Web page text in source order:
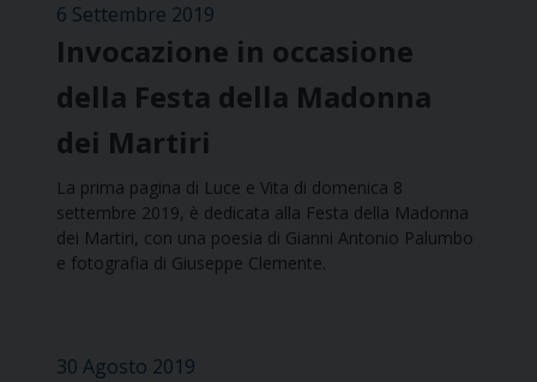
6 Settembre 2019
Invocazione in occasione
della Festa della Madonna
dei Martiri
La prima pagina di Luce e Vita di domenica 8
settembre 2019, è dedicata alla Festa della Madonna
dei Martiri, con una poesia di Gianni Antonio Palumbo
e fotografia di Giuseppe Clemente.
30 Agosto 2019